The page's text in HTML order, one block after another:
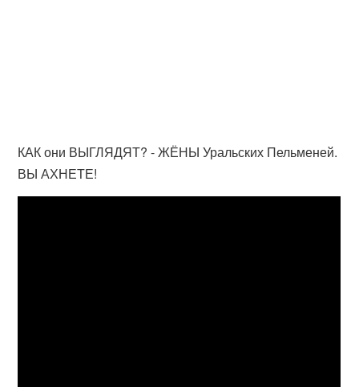
КАК они ВЫГЛЯДЯТ? - ЖЁНЫ Уральских Пельменей.
ВЫ АХНЕТЕ!